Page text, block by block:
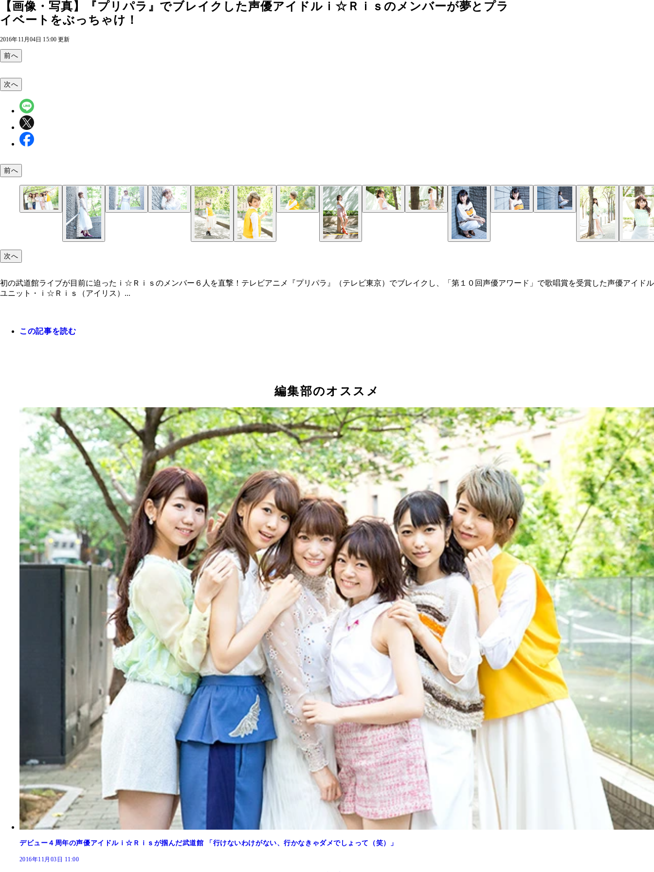
【画像・写真】『プリパラ』でブレイクした声優アイドルｉ☆Ｒｉｓのメンバーが夢とプラ
イベートをぶっちゃけ！
2016年11月04日 15:00 更新
前へ
初の武道館ライブが目前に迫ったｉ☆Ｒｉｓのメンバー６人を直撃！
芹澤 優
次へ
前へ
次へ
初の武道館ライブが目前に迫ったｉ☆Ｒｉｓのメンバー６人を直撃！テレビアニメ『プリパラ』（テレビ東京）でブレイクし、「第１０回声優アワード」で歌唱賞を受賞した声優アイドル
ユニット・ｉ☆Ｒｉｓ（アイリス）...
この記事を読む
編集部のオススメ
デビュー４周年の声優アイドルｉ☆Ｒｉｓが掴んだ武道館 「行けないわけがない、行かなきゃダメでしょって（笑）」
2016年11月03日 11:00